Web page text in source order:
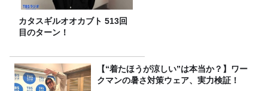
カタスギルオオカブト 513回
目のターン！
【“着たほうが涼しい”は本当か？】ワー
クマンの暑さ対策ウェア、実力検証！